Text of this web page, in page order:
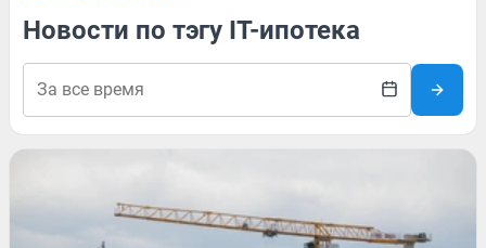
Новости по тэгу IT-ипотека